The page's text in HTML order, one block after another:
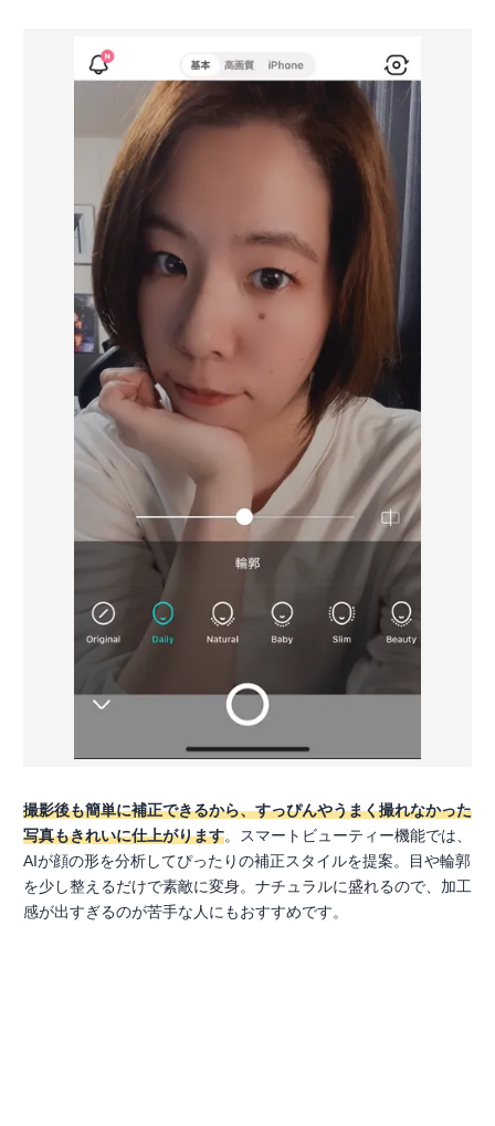
撮影後も簡単に補正できるから、すっぴんやうまく撮れなかった
写真もきれいに仕上がります。スマートビューティー機能では、
AIが顔の形を分析してぴったりの補正スタイルを提案。目や輪郭
を少し整えるだけで素敵に変身。ナチュラルに盛れるので、加工
感が出すぎるのが苦手な人にもおすすめです。